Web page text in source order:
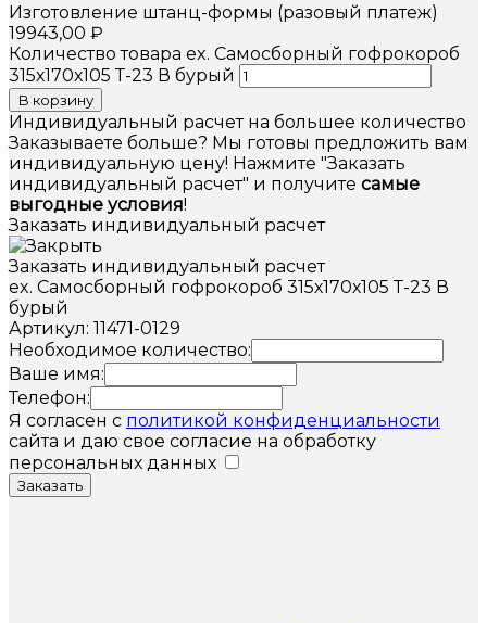
Изготовление штанц-формы (разовый платеж)
19943,00 ₽
Количество товара ex. Самосборный гофрокороб
315х170х105 Т-23 В бурый
В корзину
Индивидуальный расчет на большее количество
Заказываете больше? Мы готовы предложить вам
индивидуальную цену! Нажмите "Заказать
индивидуальный расчет" и получите самые
выгодные условия!
Заказать индивидуальный расчет
Заказать индивидуальный расчет
ex. Самосборный гофрокороб 315х170х105 Т-23 В
бурый
Артикул: 11471-0129
Необходимое количество:
Ваше имя:
Телефон:
Я согласен с политикой конфиденциальности
сайта и даю свое согласие на обработку
персональных данных
Заказать